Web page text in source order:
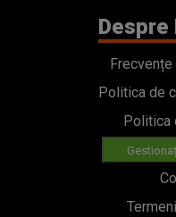
Despre
Politica de
Politica